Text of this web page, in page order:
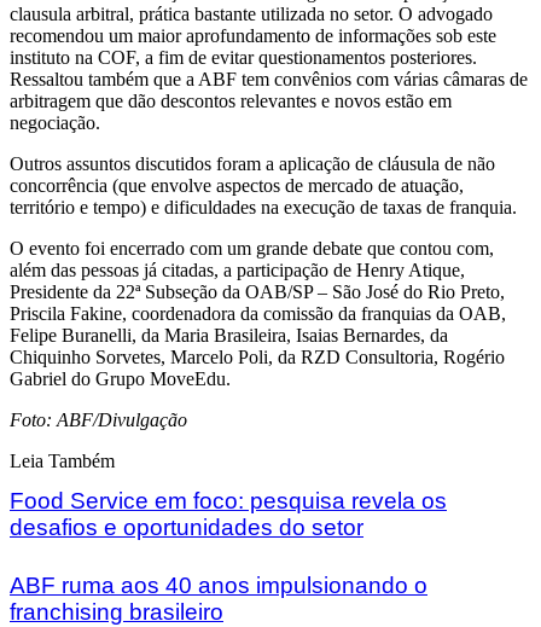
clausula arbitral, prática bastante utilizada no setor. O advogado
recomendou um maior aprofundamento de informações sob este
instituto na COF, a fim de evitar questionamentos posteriores.
Ressaltou também que a ABF tem convênios com várias câmaras de
arbitragem que dão descontos relevantes e novos estão em
negociação.
Outros assuntos discutidos foram a aplicação de cláusula de não
concorrência (que envolve aspectos de mercado de atuação,
território e tempo) e dificuldades na execução de taxas de franquia.
O evento foi encerrado com um grande debate que contou com,
além das pessoas já citadas, a participação de Henry Atique,
Presidente da 22ª Subseção da OAB/SP – São José do Rio Preto,
Priscila Fakine, coordenadora da comissão da franquias da OAB,
Felipe Buranelli, da Maria Brasileira, Isaias Bernardes, da
Chiquinho Sorvetes, Marcelo Poli, da RZD Consultoria, Rogério
Gabriel do Grupo MoveEdu.
Foto: ABF/Divulgação
Leia Também
Food Service em foco: pesquisa revela os
desafios e oportunidades do setor
ABF ruma aos 40 anos impulsionando o
franchising brasileiro